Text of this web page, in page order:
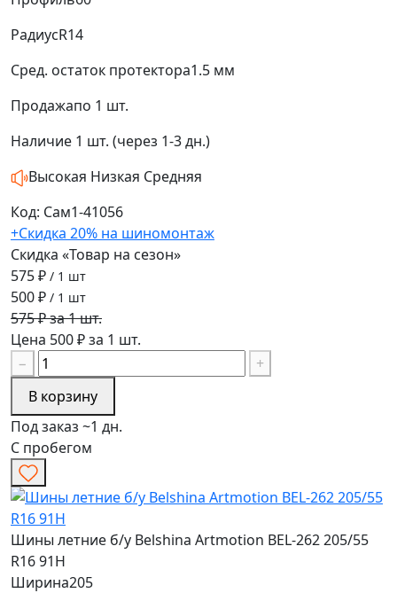
РадиусR14
Сред. остаток протектора1.5 мм
Продажапо 1 шт.
Наличие 1 шт. (через 1-3 дн.)
Высокая Низкая Средняя
Код: Сам1-41056
+Скидка 20% на шиномонтаж
Скидка «Товар на сезон»
575 ₽ / 1 шт
500 ₽ / 1 шт
575 ₽ за 1 шт.
Цена 500 ₽ за 1 шт.
−
+
В корзину
Под заказ ~1 дн.
С пробегом
Шины летние б/у Belshina Artmotion BEL-262 205/55
R16 91H
Ширина205